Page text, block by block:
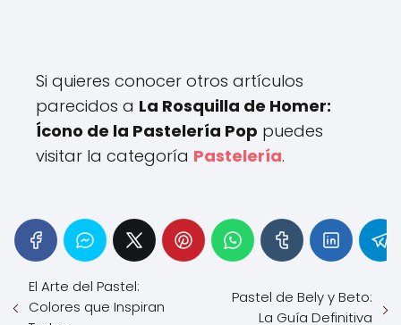
Si quieres conocer otros artículos
parecidos a La Rosquilla de Homer:
Ícono de la Pastelería Pop puedes
visitar la categoría Pastelería.
El Arte del Pastel:
Colores que Inspiran
Pastel de Bely y Beto:
La Guía Definitiva